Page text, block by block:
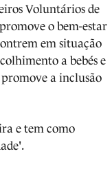
Voluntários de
o bem-estar
em situação
a bebés e
promove a inclusão
e tem como